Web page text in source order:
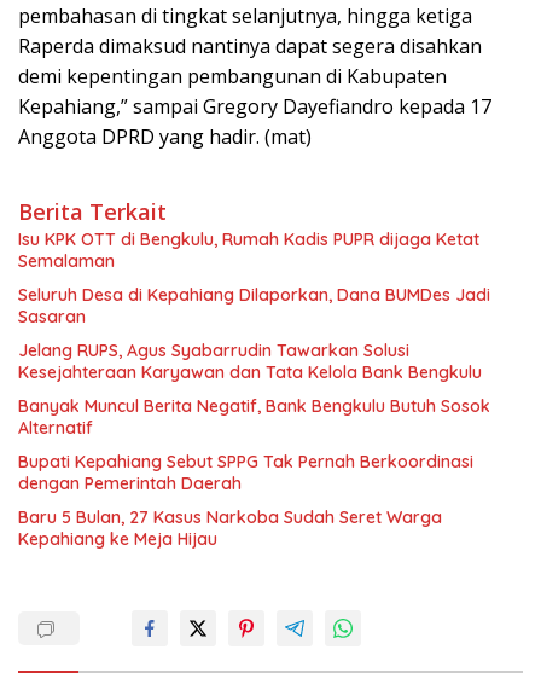
pembahasan di tingkat selanjutnya, hingga ketiga
Raperda dimaksud nantinya dapat segera disahkan
demi kepentingan pembangunan di Kabupaten
Kepahiang,” sampai Gregory Dayefiandro kepada 17
Anggota DPRD yang hadir. (mat)
Berita Terkait
Isu KPK OTT di Bengkulu, Rumah Kadis PUPR dijaga Ketat
Semalaman
Seluruh Desa di Kepahiang Dilaporkan, Dana BUMDes Jadi
Sasaran
Jelang RUPS, Agus Syabarrudin Tawarkan Solusi
Kesejahteraan Karyawan dan Tata Kelola Bank Bengkulu
Banyak Muncul Berita Negatif, Bank Bengkulu Butuh Sosok
Alternatif
Bupati Kepahiang Sebut SPPG Tak Pernah Berkoordinasi
dengan Pemerintah Daerah
Baru 5 Bulan, 27 Kasus Narkoba Sudah Seret Warga
Kepahiang ke Meja Hijau